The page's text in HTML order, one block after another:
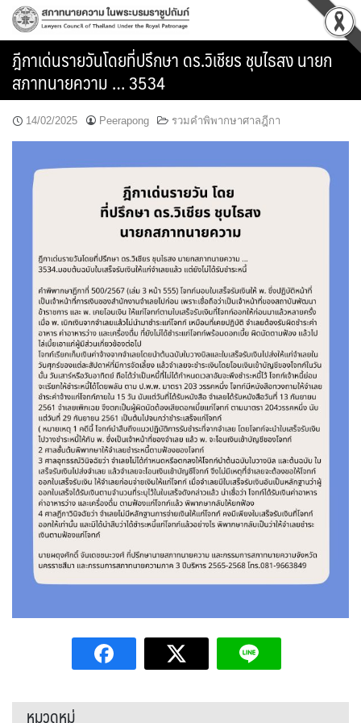
Skip
content
ฎีกาเด่นรายวันโดยที่ปรึกษา ดร.วิเชียร ชุบไธสง นายก
สภาทนายความ … 3534
14/02/2025 Peerapong รวมคำพิพากษาศาลฎีกา
หมวดหมู่